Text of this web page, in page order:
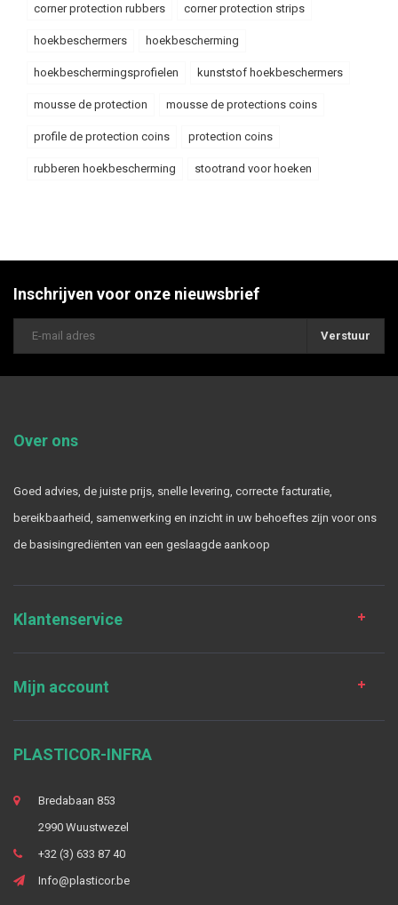
corner protection rubbers corner protection strips
hoekbeschermers hoekbescherming
hoekbeschermingsprofielen kunststof hoekbeschermers
mousse de protection mousse de protections coins
profile de protection coins protection coins
rubberen hoekbescherming stootrand voor hoeken
Inschrijven voor onze nieuwsbrief
Verstuur
Over ons
Goed advies, de juiste prijs, snelle levering, correcte facturatie,
bereikbaarheid, samenwerking en inzicht in uw behoeftes zijn voor ons
de basisingrediënten van een geslaagde aankoop
Klantenservice
Mijn account
PLASTICOR-INFRA
Bredabaan 853
2990 Wuustwezel
+32 (3) 633 87 40
Info@plasticor.be